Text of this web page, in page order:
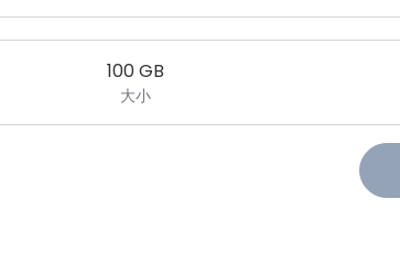
100GB
大小